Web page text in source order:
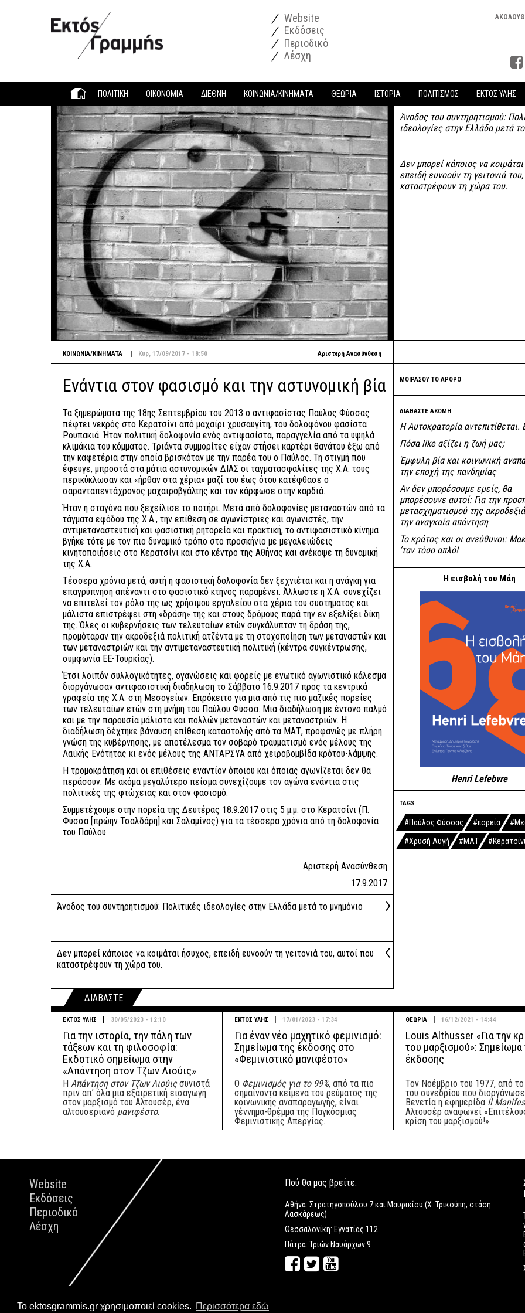
Το ektosgrammis.gr χρησιμοποιεί cookies. Περισσότερα εδώ
Website
Εκδόσεις
Περιοδικό
Λέσχη
ΠΟΛΙΤΙΚΗ ΟΙΚΟΝΟΜΙΑ ΔΙΕΘΝΗ ΚΟΙΝΩΝΙΑ/ΚΙΝΗΜΑΤΑ ΘΕΩΡΙΑ ΙΣΤΟΡΙΑ ΠΟΛΙΤΙΣΜΟΣ ΕΚΤΟΣ ΥΛΗΣ
Άνοδος του συντηρητισμού:
ιδεολογίες στην Ελλάδα μετά
Δεν μπορεί κάποιος να
επειδή ευνοούν τη γειτονιά
καταστρέφουν τη χώρα του.
ΚΟΙΝΩΝΙΑ/ΚΙΝΗΜΑΤΑ Κυρ, 17/09/2017 - 18:50 Αριστερή Ανασύνθεση
Ενάντια στον φασισμό και την αστυνομική βία
Τα ξημερώματα της 18ης Σεπτεμβρίου του 2013 ο αντιφασίστας Παύλος Φύσσας
πέφτει νεκρός στο Κερατσίνι από μαχαίρι χρυσαυγίτη, του δολοφόνου φασίστα
Ρουπακιά. Ήταν πολιτική δολοφονία ενός αντιφασίστα, παραγγελία από τα υψηλά
κλιμάκια του κόμματος. Τριάντα συμμορίτες είχαν στήσει καρτέρι θανάτου έξω από
την καφετέρια στην οποία βρισκόταν με την παρέα του ο Παύλος. Τη στιγμή που
έφευγε, μπροστά στα μάτια αστυνομικών ΔΙΑΣ οι ταγματασφαλίτες της Χ.Α. τους
περικύκλωσαν και «ήρθαν στα χέρια» μαζί του έως ότου κατέφθασε ο
σαρανταπεντάχρονος μαχαιροβγάλτης και τον κάρφωσε στην καρδιά.
Ήταν η σταγόνα που ξεχείλισε το ποτήρι. Μετά από δολοφονίες μεταναστών από τα
τάγματα εφόδου της Χ.Α., την επίθεση σε αγωνίστριες και αγωνιστές, την
αντιμεταναστευτική και φασιστική ρητορεία και πρακτική, το αντιφασιστικό κίνημα
βγήκε τότε με τον πιο δυναμικό τρόπο στο προσκήνιο με μεγαλειώδεις
κινητοποιήσεις στο Κερατσίνι και στο κέντρο της Αθήνας και ανέκοψε τη δυναμική
της Χ.Α.
Τέσσερα χρόνια μετά, αυτή η φασιστική δολοφονία δεν ξεχνιέται και η ανάγκη για
επαγρύπνηση απέναντι στο φασιστικό κτήνος παραμένει. Άλλωστε η Χ.Α. συνεχίζει
να επιτελεί τον ρόλο της ως χρήσιμου εργαλείου στα χέρια του συστήματος και
μάλιστα επιστρέφει στη «δράση» της και στους δρόμους παρά την εν εξελίξει δίκη
της. Όλες οι κυβερνήσεις των τελευταίων ετών συγκάλυπταν τη δράση της,
προμόταραν την ακροδεξιά πολιτική ατζέντα με τη στοχοποίηση των μεταναστών και
των μεταναστριών και την αντιμεταναστευτική πολιτική (κέντρα συγκέντρωσης,
συμφωνία ΕΕ-Τουρκίας).
Έτσι λοιπόν συλλογικότητες, ογανώσεις και φορείς με ενωτικό αγωνιστικό κάλεσμα
διοργάνωσαν αντιφασιστική διαδήλωση το Σάββατο 16.9.2017 προς τα κεντρικά
γραφεία της Χ.Α. στη Μεσογείων. Επρόκειτο για μια από τις πιο μαζικές πορείες
των τελευταίων ετών στη μνήμη του Παύλου Φύσσα. Μια διαδήλωση με έντονο παλμό
και με την παρουσία μάλιστα και πολλών μεταναστών και μεταναστριών. Η
διαδήλωση δέχτηκε βάναυση επίθεση καταστολής από τα ΜΑΤ, προφανώς με πλήρη
γνώση της κυβέρνησης, με αποτέλεσμα τον σοβαρό τραυματισμό ενός μέλους της
Λαϊκής Ενότητας κι ενός μέλους της ΑΝΤΑΡΣΥΑ από χειροβομβίδα κρότου-λάμψης.
Η τρομοκράτηση και οι επιθέσεις εναντίον όποιου και όποιας αγωνίζεται δεν θα
περάσουν. Με ακόμα μεγαλύτερο πείσμα συνεχίζουμε τον αγώνα ενάντια στις
πολιτικές της φτώχειας και στον φασισμό.
Συμμετέχουμε στην πορεία της Δευτέρας 18.9.2017 στις 5 μ.μ. στο Κερατσίνι (Π.
Φύσσα [πρώην Τσαλδάρη] και Σαλαμίνος) για τα τέσσερα χρόνια από τη δολοφονία
του Παύλου.
Αριστερή Ανασύνθεση
17.9.2017
Άνοδος του συντηρητισμού: Πολιτικές ιδεολογίες στην Ελλάδα μετά το μνημόνιο
Δεν μπορεί κάποιος να κοιμάται ήσυχος, επειδή ευνοούν τη γειτονιά του, αυτοί που
καταστρέφουν τη χώρα του.
ΜΟΙΡΑΣΟΥ ΤΟ ΑΡΘΡΟ
ΔΙΑΒΑΣΤΕ ΑΚΟΜΗ
Η Αυτοκρατορία αντεπιτίθεται.
Πόσα like αξίζει η ζωή μας;
Έμφυλη βία και κοινωνική
την εποχή της πανδημίας
Αν δεν μπορέσουμε εμείς, θα
μπορέσουνε αυτοί: Για την
μετασχηματισμού της
την αναγκαία απάντηση
Το κράτος και οι ανεύθυνοι:
’ταν τόσο απλό!
Η εισβολή του Μάη
Henri Lefebvre
TAGS
#Παύλος Φύσσας #πορεία
#Χρυσή Αυγή
#ΜΑΤ #Κερατσίνι
ΔΙΑΒΑΣΤΕ
ΕΚΤΟΣ ΥΛΗΣ 30/05/2023 - 12:10
Για την ιστορία, την πάλη των
τάξεων και τη φιλοσοφία:
Εκδοτικό σημείωμα στην
«Απάντηση στον Τζων Λιούις»
Η Απάντηση στον Τζων Λιούιςσυνιστά
πριν απ’ όλα μια εξαιρετική εισαγωγή
στον μαρξισμό του Αλτουσέρ, ένα
αλτουσεριανό μανιφέστο.
ΕΚΤΟΣ ΥΛΗΣ 17/01/2023 - 17:34
Για έναν νέο μαχητικό φεμινισμό:
Σημείωμα της έκδοσης στο
«Φεμινιστικό μανιφέστο»
Ο Φεμινισμός για το 99%, από τα πιο
σημαίνοντα κείμενα του ρεύματος της
κοινωνικής αναπαραγωγής, είναι
γέννημα-θρέμμα της Παγκόσμιας
Φεμινιστικής Απεργίας.
ΘΕΩΡΙΑ 16/12/2021 - 14:44
Louis Althusser «Για την
του μαρξισμού»: Σημείωμα
έκδοσης
Τον Νοέμβριο του 1977, από
του συνεδρίου που
Βενετία η εφημερίδα Il
Αλτουσέρ αναφωνεί
κρίση του μαρξισμού!».
Website
Εκδόσεις
Περιοδικό
Λέσχη
Πού θα μας βρείτε:
Αθήνα: Στρατηγοπούλου 7 και Μαυρικίου (Χ. Τρικούπη, στάση
Λασκάρεως)
Θεσσαλονίκη: Εγνατίας 112
Πάτρα: Τριών Ναυάρχων 9